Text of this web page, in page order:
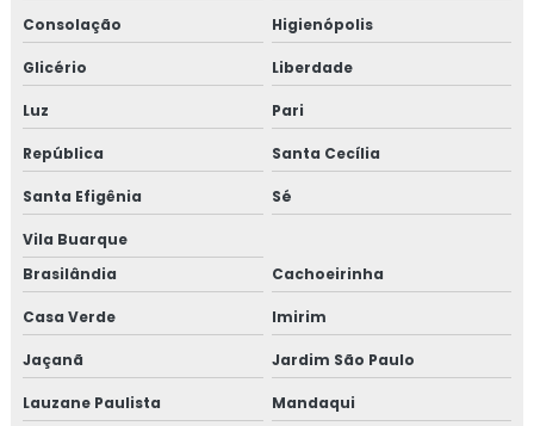
TOPOGRAFIA DE TERRENO VALOR
TOPOGRAFIA DEMARCAÇÃO DE LOTES
TOPOGRAFIA EM SÃO PAULO
TOPOGRAFIA EMPRESA
TOPOGRAFIA MEDIÇÃO DE TERRENO
TOPOGRAFIA PARA USUCAPIÃO
TOPOGRAFIA VALOR
Consolação Higienópolis
Glicério Liberdade
Luz Pari
República Santa Cecília
Santa Efigênia Sé
Vila Buarque
Brasilândia
Cachoeirinha
Casa Verde Imirim
Jaçanã Jardim São Paulo
Lauzane Paulista Mandaqui